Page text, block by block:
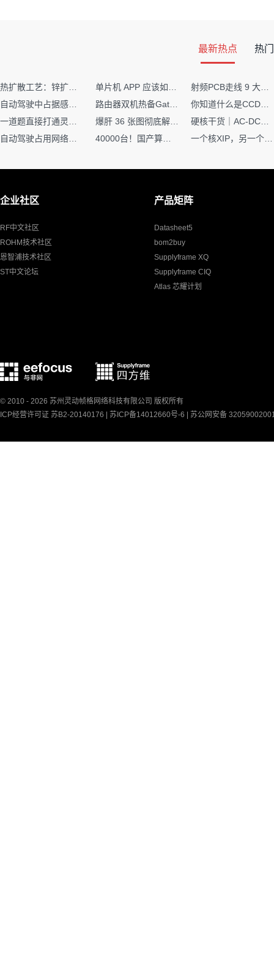
最新热点 热
企业社区
RF中文社区
ROHM技术社区
恩智浦技术社区
ST中文论坛
产品矩阵
Datasheet5
bom2buy
Supplyframe XQ
Supplyframe CIQ
Atlas 芯耀计划
© 2010 - 2026 苏州灵动帧格网络科技有限公司 版权所有
ICP经营许可证 苏B2-20140176 | 苏ICP备14012660号-6 苏公网安备